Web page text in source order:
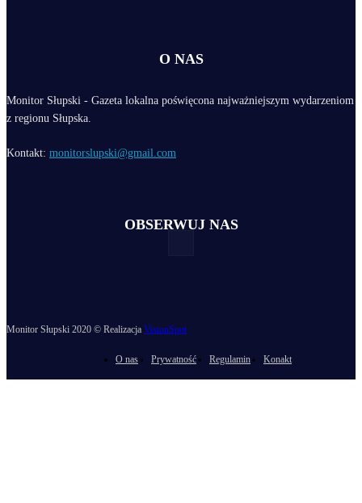
O NAS
Monitor Słupski - Gazeta lokalna poświęcona najważniejszym wydarzeniom
z regionu Słupska.
Kontakt: monitorslupski@gmail.com
OBSERWUJ NAS
Monitor Słupski 2020 © Realizacja VisionSpot
O nas Prywatność Regulamin Konakt